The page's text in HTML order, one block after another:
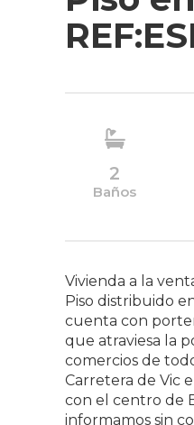
2
Baños
Vivienda a la
Piso distribuido
cuenta con
que atraviesa la
comercios de
Carretera de Vic
con el centro de
informamos sin